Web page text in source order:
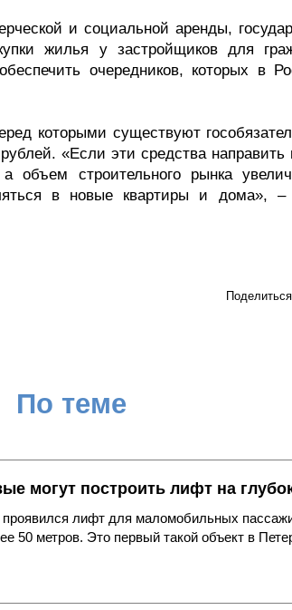
и социальной аренды,
жилья у застройщиков для
очередников, которых в
которыми существуют
«Если эти средства направить
объем строительного рынка
в новые квартиры и дома», –
По теме
могут построить лифт на
проявился лифт для маломобильных
50 метров. Это первый такой объект в